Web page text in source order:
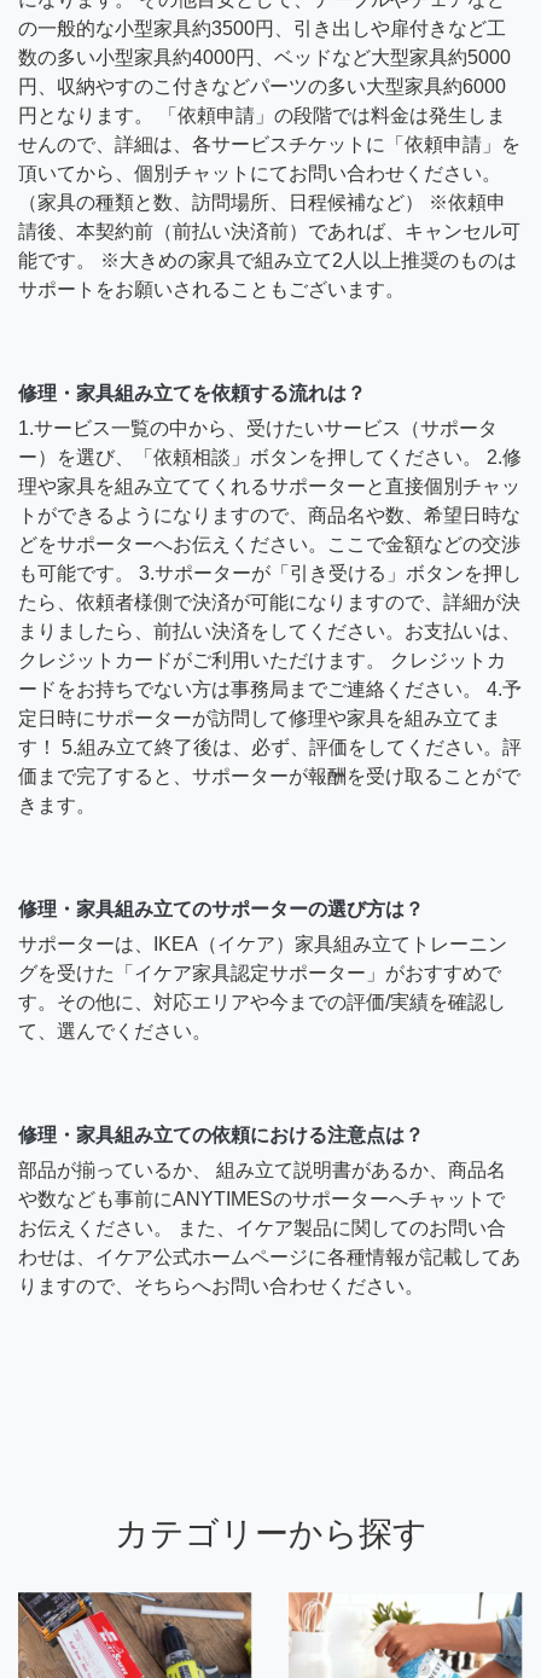
の一般的な小型家具約3500円、引き出しや扉付きなど工
数の多い小型家具約4000円、ベッドなど大型家具約5000
円、収納やすのこ付きなどパーツの多い大型家具約6000
円となります。 「依頼申請」の段階では料金は発生しま
せんので、詳細は、各サービスチケットに「依頼申請」を
頂いてから、個別チャットにてお問い合わせください。
（家具の種類と数、訪問場所、日程候補など） ※依頼申
請後、本契約前（前払い決済前）であれば、キャンセル可
能です。 ※大きめの家具で組み立て2人以上推奨のものは
サポートをお願いされることもございます。
修理・家具組み立てを依頼する流れは？
1.サービス一覧の中から、受けたいサービス（サポータ
ー）を選び、「依頼相談」ボタンを押してください。 2.修
理や家具を組み立ててくれるサポーターと直接個別チャッ
トができるようになりますので、商品名や数、希望日時な
どをサポーターへお伝えください。ここで金額などの交渉
も可能です。 3.サポーターが「引き受ける」ボタンを押し
たら、依頼者様側で決済が可能になりますので、詳細が決
まりましたら、前払い決済をしてください。お支払いは、
クレジットカードがご利用いただけます。 クレジットカ
ードをお持ちでない方は事務局までご連絡ください。 4.予
定日時にサポーターが訪問して修理や家具を組み立てま
す！ 5.組み立て終了後は、必ず、評価をしてください。評
価まで完了すると、サポーターが報酬を受け取ることがで
きます。
修理・家具組み立てのサポーターの選び方は？
サポーターは、IKEA（イケア）家具組み立てトレーニン
グを受けた「イケア家具認定サポーター」がおすすめで
す。その他に、対応エリアや今までの評価/実績を確認し
て、選んでください。
修理・家具組み立ての依頼における注意点は？
部品が揃っているか、 組み立て説明書があるか、商品名
や数なども事前にANYTIMESのサポーターへチャットで
お伝えください。 また、イケア製品に関してのお問い合
わせは、イケア公式ホームページに各種情報が記載してあ
りますので、そちらへお問い合わせください。
カテゴリーから探す